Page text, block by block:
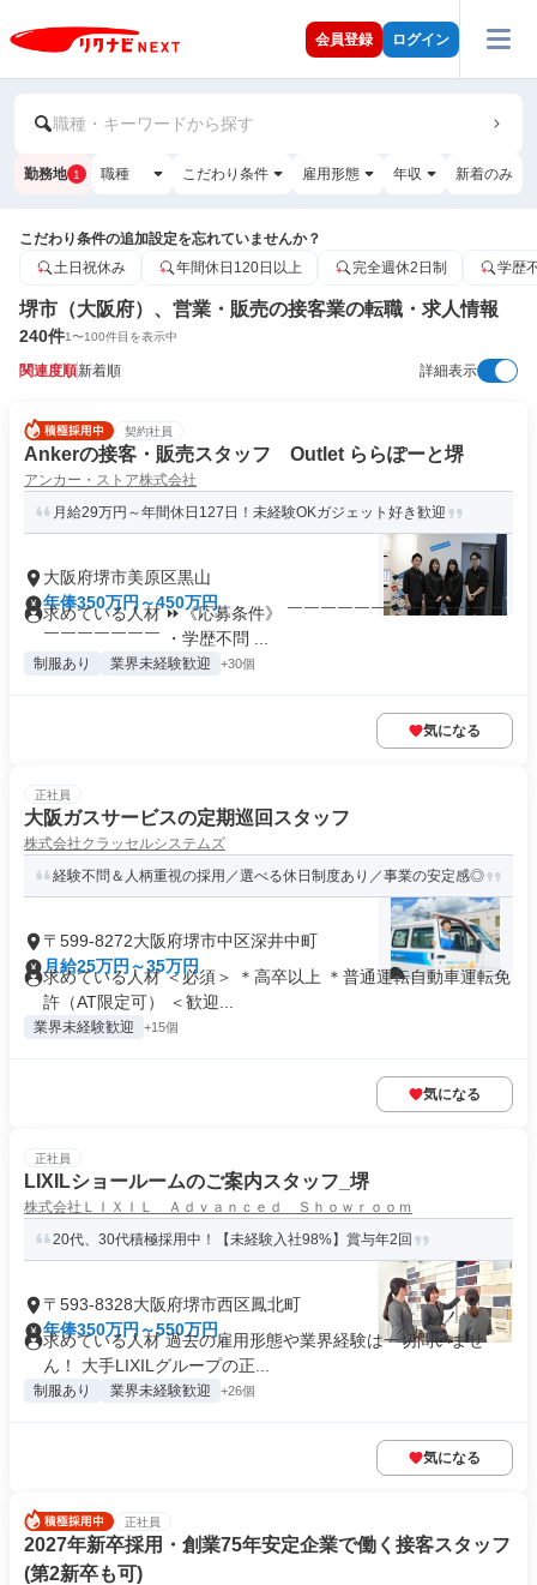
会員登録 ログイン
職種・キーワードから探す
勤務地 1 職種 こだわり条件 雇用形態 年収 新着のみ
こだわり条件の追加設定を忘れていませんか？
土日祝休み
年間休日120日以上 完全週休2日制 学歴
堺市（大阪府）、営業・販売の接客業の転職・求人情報
240件1〜100件目を表示中
関連度順新着順 詳細表示
契約社員
Ankerの接客・販売スタッフ Outlet ららぽーと堺
アンカー・ストア株式会社
月給29万円～年間休日127日！未経験OKガジェット好き歓迎
大阪府堺市美原区黒山
年俸350万円～450万円
求めている人材 ⏩《応募条件》 ￣￣￣￣￣￣￣￣￣￣￣￣￣
￣￣￣￣￣￣￣ ・学歴不問 ...
制服あり 業界未経験歓迎 +30個
気になる
正社員
大阪ガスサービスの定期巡回スタッフ
株式会社クラッセルシステムズ
経験不問＆人柄重視の採用／選べる休日制度あり／事業の安定感◎
〒599-8272大阪府堺市中区深井中町
月給25万円～35万円
求めている人材 ＜必須＞ ＊高卒以上 ＊普通運転自動車運転免
許（AT限定可） ＜歓迎...
業界未経験歓迎 +15個
気になる
正社員
LIXILショールームのご案内スタッフ_堺
株式会社ＬＩＸＩＬ Ａｄｖａｎｃｅｄ Ｓｈｏｗｒｏｏｍ
20代、30代積極採用中！【未経験入社98%】賞与年2回
〒593-8328大阪府堺市西区鳳北町
年俸350万円～550万円
求めている人材 過去の雇用形態や業界経験は一切問いませ
ん！ 大手LIXILグループの正...
制服あり 業界未経験歓迎 +26個
気になる
正社員
2027年新卒採用・創業75年安定企業で働く接客スタッフ
(第2新卒も可)